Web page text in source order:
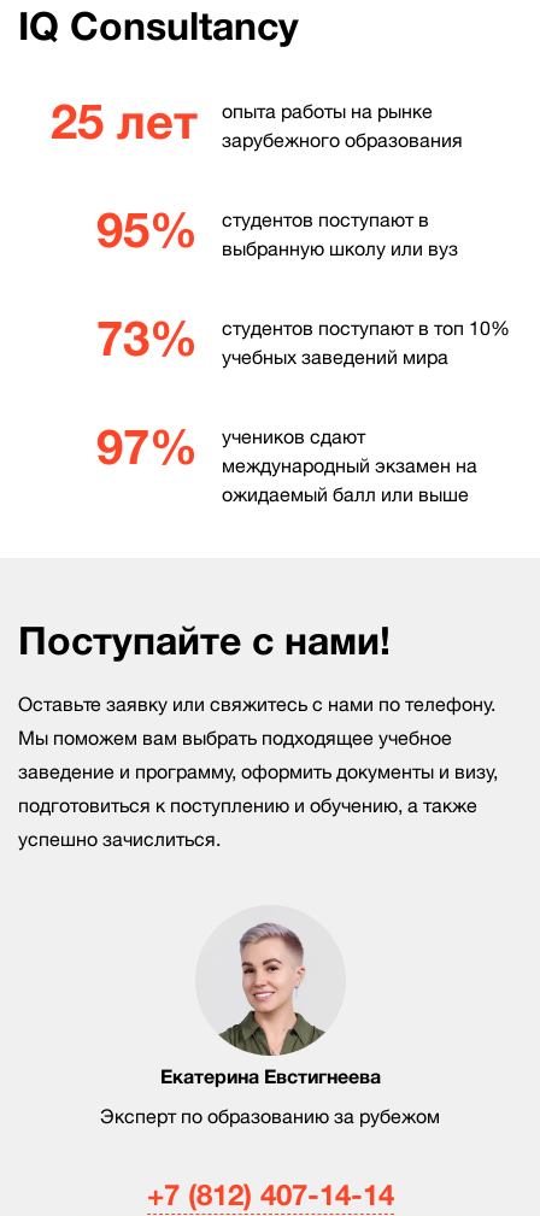
IQ Consultancy
25 лет
опыта работы на рынке
зарубежного образования
95%
студентов поступают в
выбранную школу или вуз
73%
студентов поступают в топ 10%
учебных заведений мира
97%
учеников сдают
международный экзамен на
ожидаемый балл или выше
Поступайте с нами!
Екатерина Евстигнеева
Эксперт по образованию за рубежом
Оставьте заявку или свяжитесь с нами по телефону.
Мы поможем вам выбрать подходящее учебное
заведение и программу, оформить документы и визу,
подготовиться к поступлению и обучению, а также
успешно зачислиться.
+7 (812) 407-14-14